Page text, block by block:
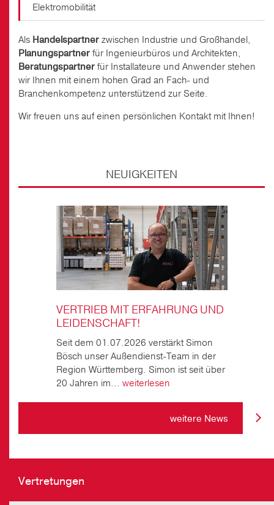
Elektromobilität
Als Handelspartner zwischen Industrie und Großhandel,
Planungspartner für Ingenieurbüros und Architekten,
Beratungspartner für Installateure und Anwender stehen
wir Ihnen mit einem hohen Grad an Fach- und
Branchenkompetenz unterstützend zur Seite.
Wir freuen uns auf einen persönlichen Kontakt mit Ihnen!
NEUIGKEITEN
VERTRIEB MIT ERFAHRUNG UND
LEIDENSCHAFT!
Seit dem 01.07.2026 verstärkt Simon
Bösch unser Außendienst-Team in der
Region Württemberg. Simon ist seit über
20 Jahren im... weiterlesen
weitere News
Vertretungen